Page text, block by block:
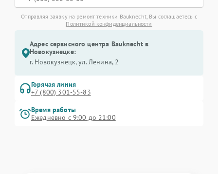
Отправляя заявку на ремонт техники Bauknecht, Вы соглашаетесь с
Политикой конфиденциальности
Адрес сервисного центра Bauknecht в
Новокузнецке:
г. Новокузнецк, ул. Ленина, 2
Горячая линия
+7 (800) 301-55-83
Время работы
Ежедневно с 9:00 до 21:00